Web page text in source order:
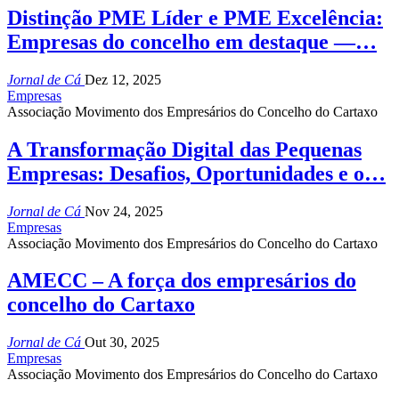
Distinção PME Líder e PME Excelência:
Empresas do concelho em destaque —…
Jornal de Cá Dez 12, 2025
Empresas
Associação Movimento dos Empresários do Concelho do Cartaxo
A Transformação Digital das Pequenas
Empresas: Desafios, Oportunidades e o…
Jornal de Cá Nov 24, 2025
Empresas
Associação Movimento dos Empresários do Concelho do Cartaxo
AMECC – A força dos empresários do
concelho do Cartaxo
Jornal de Cá Out 30, 2025
Empresas
Associação Movimento dos Empresários do Concelho do Cartaxo